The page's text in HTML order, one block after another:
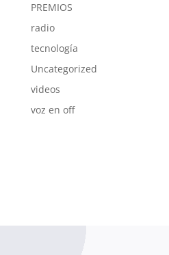
PREMIOS
radio
tecnología
Uncategorized
videos
voz en off